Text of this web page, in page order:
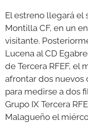
El estreno llegará el
Montilla CF, en un
visitante.
Lucena al CD
de Tercera RFEF, el
afrontar dos nuevos
para medirse a dos
Grupo IX Tercera
Malagueño el